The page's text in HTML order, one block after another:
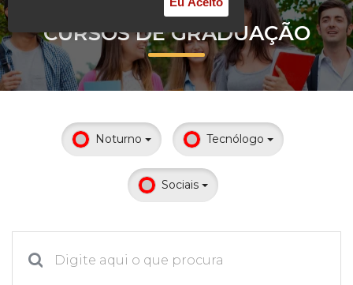
Reingresso
Prouni
Desconto de pontualidade
CURSOS DE GRADUAÇÃO
Noturno Tecnólogo
Sociais